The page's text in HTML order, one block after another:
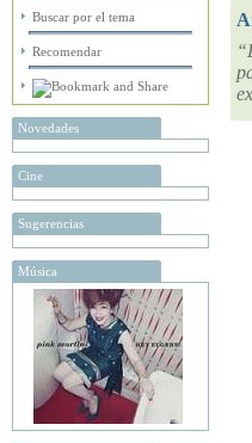
Buscar por el tema
Recomendar
Novedades
Cine
Sugerencias
Música